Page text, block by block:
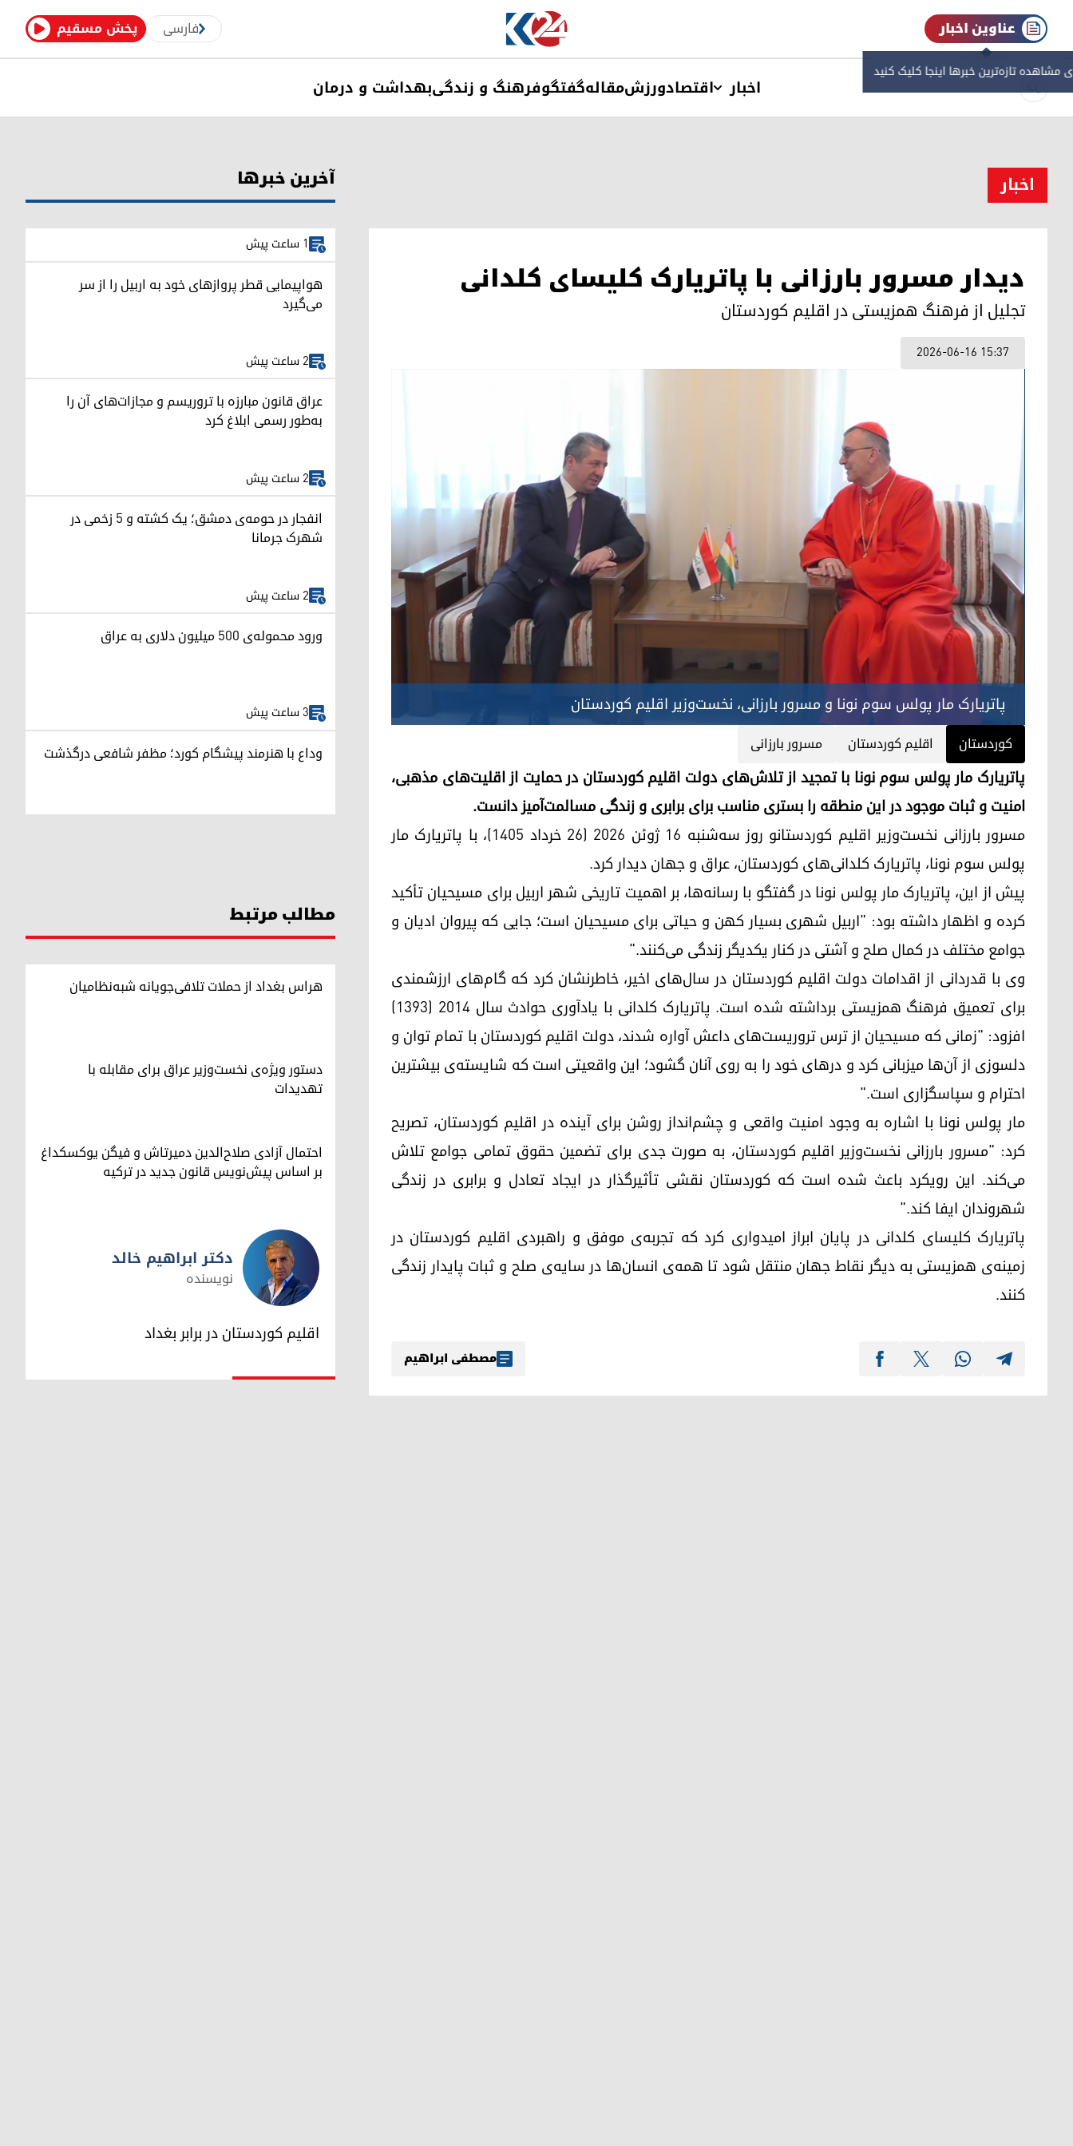
پخش مسقیم فارسی عناوین اخبار
مشاهده‌ تازه‌ترین خبرها اینجا کلیک کنید
اخبار اقتصادورزشمقالهگفتگوفرهنگ و زندگیبهداشت و درمان
اخبار
دیدار مسرور بارزانی با پاتریارک کلیسای کلدانی
تجلیل از فرهنگ همزیستی در اقلیم کوردستان
2026-06-16 15:37
پاتریارک مار پولس سوم نونا و مسرور بارزانی، نخست‌وزیر اقلیم کوردستان
کوردستان اقلیم کوردستان مسرور بارزانی
پاتریارک مار پولس سوم نونا با تمجید از تلاش‌های دولت اقلیم کوردستان در حمایت از اقلیت‌های مذهبی،
امنیت و ثبات موجود در این منطقه را بستری مناسب برای برابری و زندگی مسالمت‌آمیز دانست.
مسرور بارزانی نخست‌وزیر اقلیم کوردستانو روز سه‌شنبه ۱۶ ژوئن ۲۰۲۶ (۲۶ خرداد ۱۴۰۵)، با پاتریارک مار
پولس سوم نونا، پاتریارک کلدانی‌های کوردستان، عراق و جهان دیدار کرد.
پیش از این، پاتریارک مار پولس نونا در گفتگو با رسانه‌ها، بر اهمیت تاریخی شهر اربیل برای مسیحیان تأکید
کرده و اظهار داشته بود: "اربیل شهری بسیار کهن و حیاتی برای مسیحیان است؛ جایی که پیروان ادیان و
جوامع مختلف در کمال صلح و آشتی در کنار یکدیگر زندگی می‌کنند."
وی با قدردانی از اقدامات دولت اقلیم کوردستان در سال‌های اخیر، خاطرنشان کرد که گام‌های ارزشمندی
برای تعمیق فرهنگ همزیستی برداشته شده است. پاتریارک کلدانی با یادآوری حوادث سال ۲۰۱۴ (۱۳۹۳)
افزود: "زمانی که مسیحیان از ترس تروریست‌های داعش آواره شدند، دولت اقلیم کوردستان با تمام توان و
دلسوزی از آن‌ها میزبانی کرد و درهای خود را به روی آنان گشود؛ این واقعیتی است که شایسته‌ی بیشترین
احترام و سپاسگزاری است."
مار پولس نونا با اشاره به وجود امنیت واقعی و چشم‌انداز روشن برای آینده در اقلیم کوردستان، تصریح
کرد: "مسرور بارزانی نخست‌وزیر اقلیم کوردستان، به صورت جدی برای تضمین حقوق تمامی جوامع تلاش
می‌کند. این رویکرد باعث شده است که کوردستان نقشی تأثیرگذار در ایجاد تعادل و برابری در زندگی
شهروندان ایفا کند."
پاتریارک کلیسای کلدانی در پایان ابراز امیدواری کرد که تجربه‌ی موفق و راهبردی اقلیم کوردستان در
زمینه‌ی همزیستی به دیگر نقاط جهان منتقل شود تا همه‌ی انسان‌ها در سایه‌ی صلح و ثبات پایدار زندگی
کنند.
مصطفی ابراهیم
آخرین خبرها
1 ساعت پیش
هواپیمایی قطر پروازهای خود به اربیل را از سر
می‌گیرد
2 ساعت پیش
عراق قانون مبارزه با تروریسم و مجازات‌های آن را
به‌طور رسمی ابلاغ کرد
2 ساعت پیش
انفجار در حومه‌ی دمشق؛ یک کشته و ۵ زخمی در
شهرک جرمانا
2 ساعت پیش
ورود محموله‌ی ۵۰۰ میلیون دلاری به عراق
3 ساعت پیش
وداع با هنرمند پیشگام کورد؛ مظفر شافعی درگذشت
مطالب مرتبط
هراس بغداد از حملات تلافی‌جویانه شبه‌نظامیان
دستور ویژه‌ی نخست‌وزیر عراق برای مقابله با
تهدیدات
احتمال آزادی صلاح‌الدین دمیرتاش و فیگن یوکسکداغ
بر اساس پیش‌نویس قانون جدید در ترکیه
دکتر ابراهیم خالد
دکتر ابراهیم خالد
نویسنده
اقلیم کوردستان در برابر بغداد